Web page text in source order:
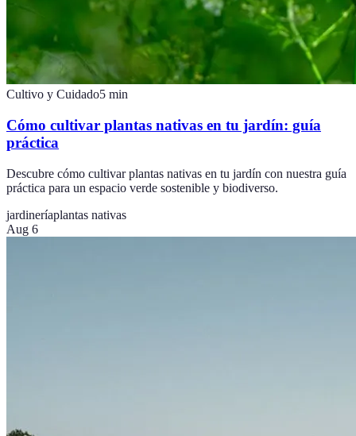
Cultivo y Cuidado5 min
Cómo cultivar plantas nativas en tu jardín: guía
práctica
Descubre cómo cultivar plantas nativas en tu jardín con nuestra guía
práctica para un espacio verde sostenible y biodiverso.
jardineríaplantas nativas
Aug 6